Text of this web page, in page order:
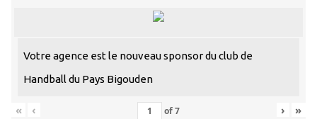
Votre agence est le nouveau sponsor du club de
Handball du Pays Bigouden
« ‹ of7 › »